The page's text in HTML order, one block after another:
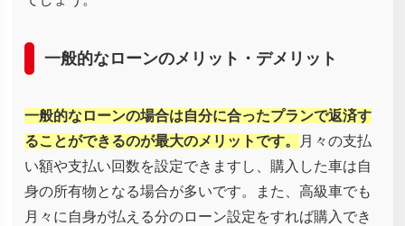
一般的なローンのメリット・デメリット
一般的なローンの場合は自分に合ったプランで返済す
ることができるのが最大のメリットです。
月々の支払
い額や支払い回数を設定できますし、購入した車は自
身の所有物となる場合が多いです。また、高級車でも
月々に自身が払える分のローン設定をすれば購入でき